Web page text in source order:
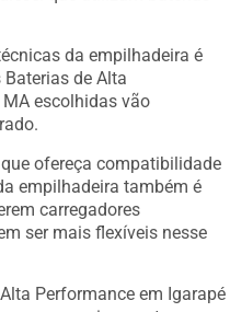
da empilhadeira é
de Alta
escolhidas vão
ofereça compatibilidade
empilhadeira também é
carregadores
ser mais flexíveis nesse
Performance em Igarapé